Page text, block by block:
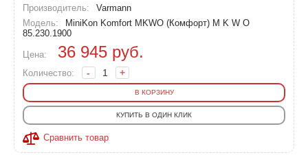
Производитель:
Varmann
Модель:
MiniKon Komfort MKWO (Комфорт) M K W O
85.230.1900
Цена: 36 945руб.
Количество: - +
В КОРЗИНУ
КУПИТЬ В ОДИН КЛИК
Сравнить товар